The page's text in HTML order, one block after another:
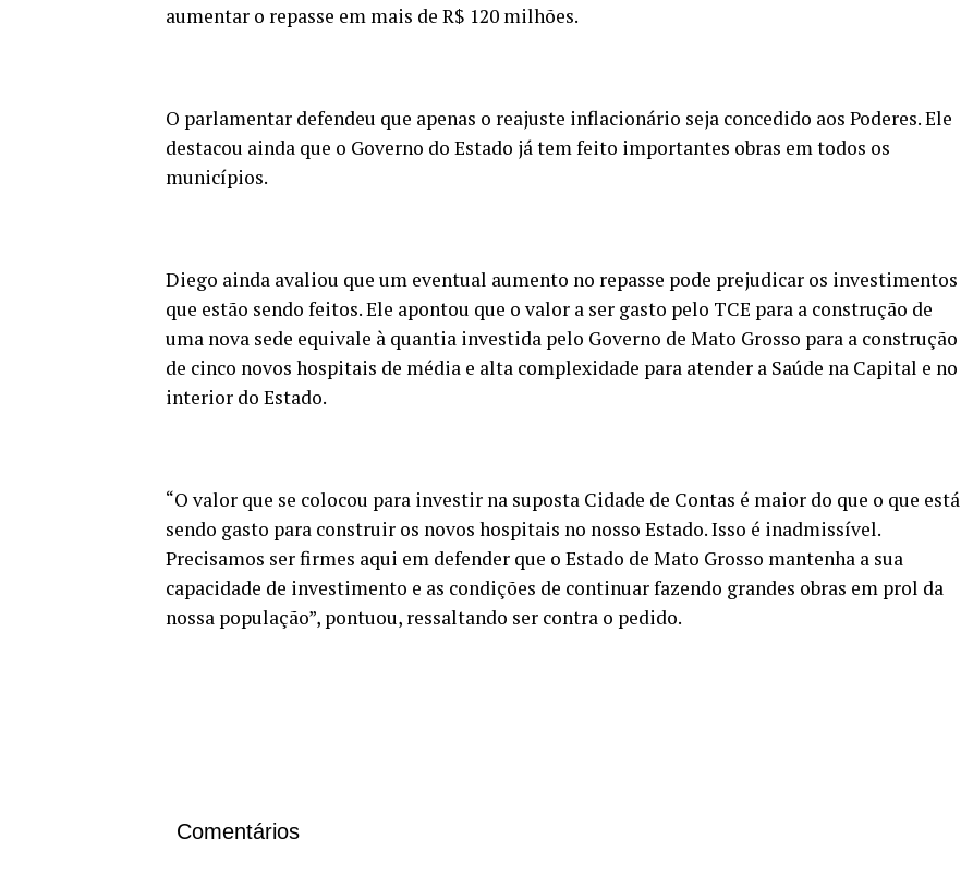
aumentar o repasse em mais de R$ 120 milhões.
O parlamentar defendeu que apenas o reajuste inflacionário seja concedido aos Poderes. Ele
destacou ainda que o Governo do Estado já tem feito importantes obras em todos os
municípios.
Diego ainda avaliou que um eventual aumento no repasse pode prejudicar os investimentos
que estão sendo feitos. Ele apontou que o valor a ser gasto pelo TCE para a construção de
uma nova sede equivale à quantia investida pelo Governo de Mato Grosso para a construção
de cinco novos hospitais de média e alta complexidade para atender a Saúde na Capital e no
interior do Estado.
“O valor que se colocou para investir na suposta Cidade de Contas é maior do que o que está
sendo gasto para construir os novos hospitais no nosso Estado. Isso é inadmissível.
Precisamos ser firmes aqui em defender que o Estado de Mato Grosso mantenha a sua
capacidade de investimento e as condições de continuar fazendo grandes obras em prol da
nossa população”, pontuou, ressaltando ser contra o pedido.
Comentários